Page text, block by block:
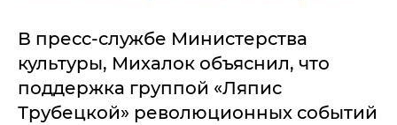
В пресс-службе Министерства
культуры, Михалок объяснил, что
поддержка группой «Ляпис
Трубецкой» революционных событий